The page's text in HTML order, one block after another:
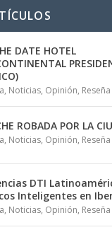
DATE HOTEL
, Noticias, Opinión, Reseña
ROBADA POR LA
, Noticias, Opinión, Reseña
DTI
Inteligentes en
, Noticias, Opinión, Reseña